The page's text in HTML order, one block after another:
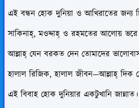
এই বন্ধন হোক দুনিয়া ও আখিরাতের জন্য
সাকিনাহ্, মওদ্দাহ্ ও রহমতের আলোয়
আল্লাহ্ যেন বরকত দেন তোমাদের
হালাল রিজিক, হালাল জীবন—আল্লাহ্ দিক
এই বিবাহ হোক দুনিয়ার একটুখানি জান্নাত।